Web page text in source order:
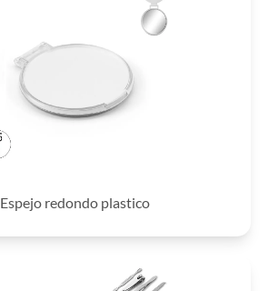
Espejo redondo plastico